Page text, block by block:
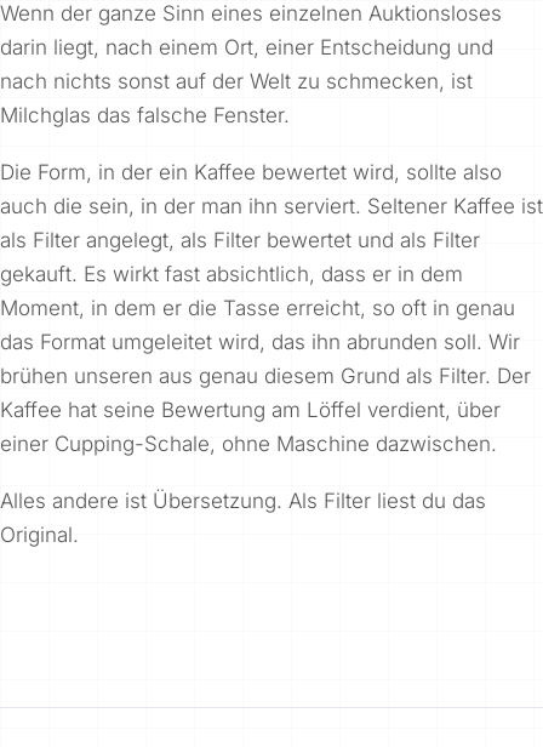
Wenn der ganze Sinn eines einzelnen Auktionsloses
darin liegt, nach einem Ort, einer Entscheidung und
nach nichts sonst auf der Welt zu schmecken, ist
Milchglas das falsche Fenster.
Die Form, in der ein Kaffee bewertet wird, sollte also
auch die sein, in der man ihn serviert. Seltener Kaffee ist
als Filter angelegt, als Filter bewertet und als Filter
gekauft. Es wirkt fast absichtlich, dass er in dem
Moment, in dem er die Tasse erreicht, so oft in genau
das Format umgeleitet wird, das ihn abrunden soll. Wir
brühen unseren aus genau diesem Grund als Filter. Der
Kaffee hat seine Bewertung am Löffel verdient, über
einer Cupping-Schale, ohne Maschine dazwischen.
Alles andere ist Übersetzung. Als Filter liest du das
Original.